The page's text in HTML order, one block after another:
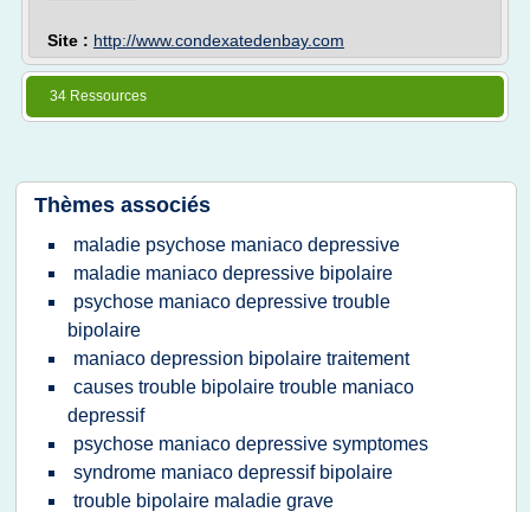
Site : http://www.condexatedenbay.com
34 Ressources
Thèmes associés
maladie psychose maniaco depressive
maladie maniaco depressive bipolaire
psychose maniaco depressive trouble
bipolaire
maniaco depression bipolaire traitement
causes trouble bipolaire trouble maniaco
depressif
psychose maniaco depressive symptomes
syndrome maniaco depressif bipolaire
trouble bipolaire maladie grave